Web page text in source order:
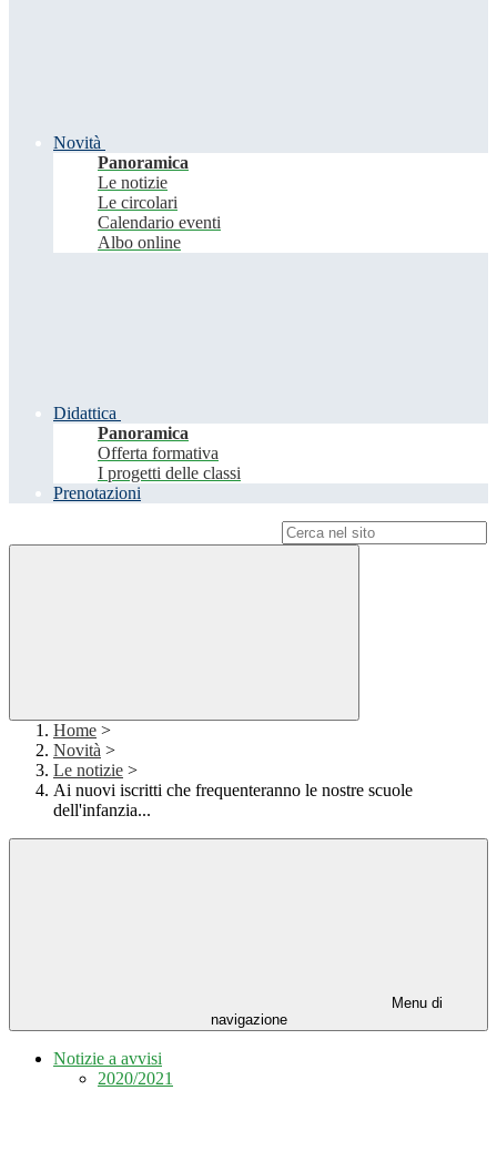
Novità
Panoramica
Le notizie
Le circolari
Calendario eventi
Albo online
Didattica
Panoramica
Offerta formativa
I progetti delle classi
Prenotazioni
Home >
Novità >
Le notizie >
Ai nuovi iscritti che frequenteranno le nostre scuole
dell'infanzia...
Menu di
navigazione
Notizie a avvisi
2020/2021